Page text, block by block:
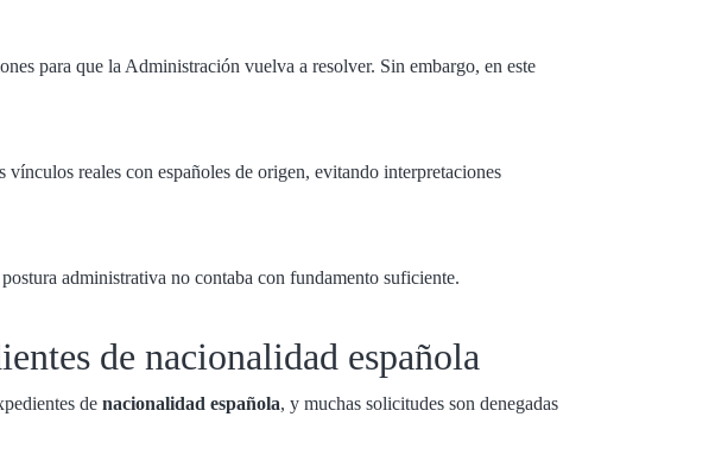
para que la Administración vuelva a resolver. Sin embargo, en este
vínculos reales con españoles de origen, evitando interpretaciones
administrativa no contaba con fundamento suficiente.
de nacionalidad española
de nacionalidad española, y muchas solicitudes son denegadas